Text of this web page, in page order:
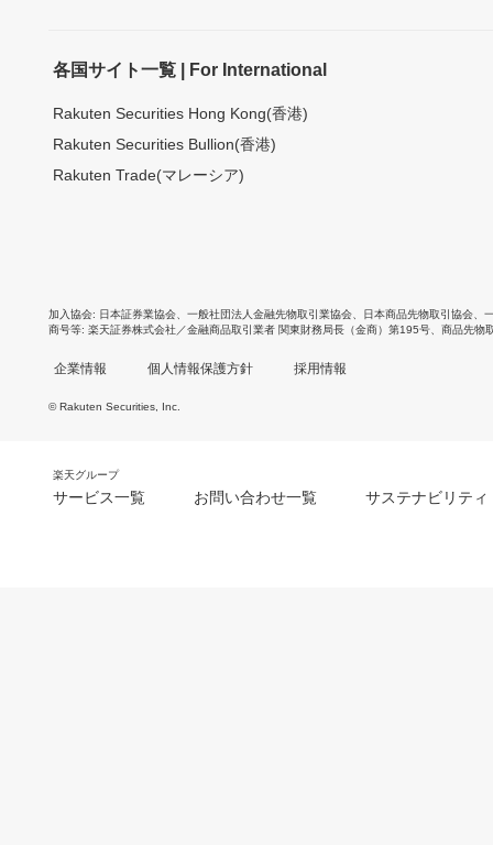
各国サイト一覧 | For International
Rakuten Securities Hong Kong(香港)
Rakuten Securities Bullion(香港)
Rakuten Trade(マレーシア)
加入協会 日本証券業協会 一般社団法人金融先物取引業協会 日本商品先物取引協会
商号等 楽天証券株式会社／金融商品取引業者 関東財務局長（金商）第195号、商品先物
企業情報 個人情報保護方針 採用情報
© Rakuten Securities, Inc.
楽天グループ
サービス一覧 お問い合わせ一覧 サステナビリティ